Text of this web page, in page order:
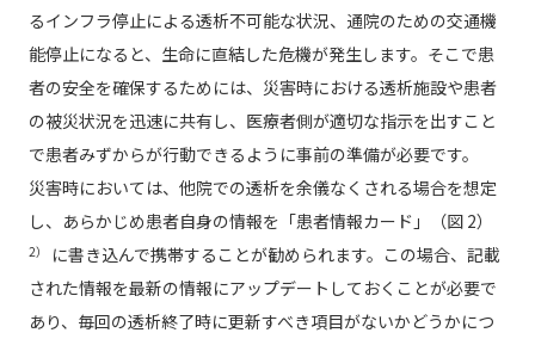
るインフラ停止による透析不可能な状況、通院のための交通機
能停止になると、生命に直結した危機が発生します。そこで患
者の安全を確保するためには、災害時における透析施設や患者
の被災状況を迅速に共有し、医療者側が適切な指示を出すこと
で患者みずからが行動できるように事前の準備が必要です。
災害時においては、他院での透析を余儀なくされる場合を想定
し、あらかじめ患者自身の情報を「患者情報カード」（図 2）
2）
に書き込んで携帯することが勧められます。この場合、記載
された情報を最新の情報にアップデートしておくことが必要で
あり、毎回の透析終了時に更新すべき項目がないかどうかにつ